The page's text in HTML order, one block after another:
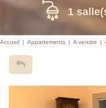
1
Accueil Appartements A vendre